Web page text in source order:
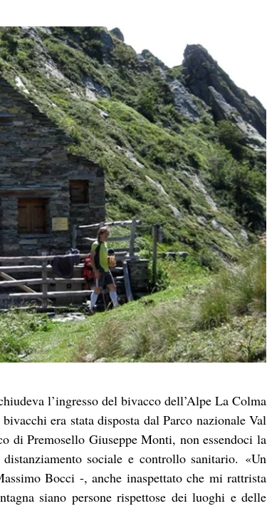
l’ingresso del bivacco dell’Alpe La Colma
era stata disposta dal Parco nazionale Val
di Premosello Giuseppe Monti, non essendoci la
sociale e controllo sanitario. «Un
Bocci -, anche inaspettato che mi rattrista
siano persone rispettose dei luoghi e delle